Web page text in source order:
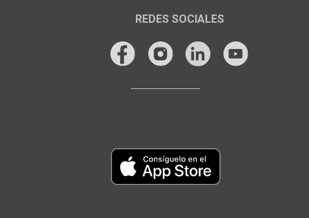
REDES SOCIALES